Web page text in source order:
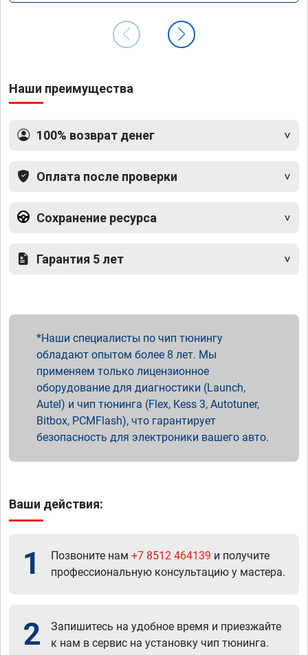
Наши преимущества
100% возврат денег
Оплата после проверки
Сохранение ресурса
Гарантия 5 лет
Наши специалисты по чип тюнингу
обладают опытом более 8 лет. Мы
применяем только лицензионное
оборудование для диагностики (Launch,
Autel) и чип тюнинга (Flex, Kess 3, Autotuner,
Bitbox, PCMFlash), что гарантирует
безопасность для электроники вашего авто.
Ваши действия:
1 Позвоните нам +7 8512 464139 и получите
профессиональную консультацию у мастера.
2
Запишитесь на удобное время и приезжайте
к нам в сервис на установку чип тюнинга.